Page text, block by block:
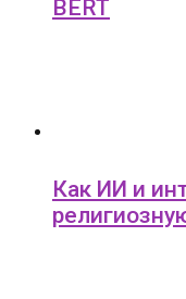
BERT
Как ИИ и